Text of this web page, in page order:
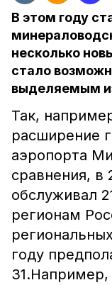
В этом году
несколько
стало
выделяемым
Так,
расширение
аэропорта
сравнения, в
обслуживал
регионам
году
31.Например,